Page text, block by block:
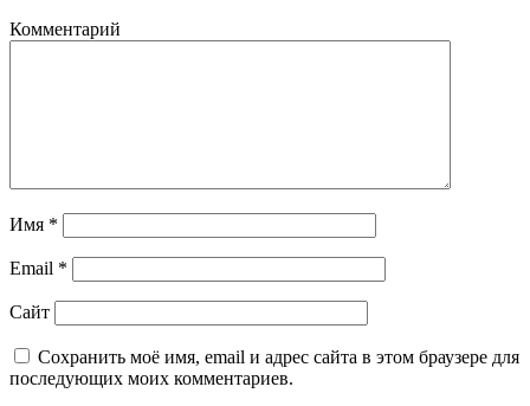
Комментарий
Имя *
Email *
Сайт
Сохранить моё имя, email и адрес сайта в этом браузере для
последующих моих комментариев.